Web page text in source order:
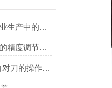
Z5140立式钻床：工业生产中的得力助手
Z3050液压摇臂钻床的精度调节与稳定性提升
XK7136数控铣床Z向对刀的操作方法